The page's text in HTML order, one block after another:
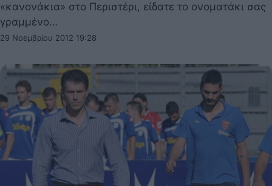
«κανονάκια» στο Περιστέρι, είδατε το ονοματάκι σας
γραμμένο…
29 Νοεμβρίου 2012 19:28